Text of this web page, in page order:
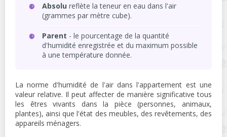
Absolu reflète la teneur en eau dans l'air
(grammes par mètre cube).
Parent - le pourcentage de la quantité
d'humidité enregistrée et du maximum possible
à une température donnée.
La norme d'humidité de l'air dans l'appartement est une
valeur relative. Il peut affecter de manière significative tous
les êtres vivants dans la pièce (personnes, animaux,
plantes), ainsi que l'état des meubles, des revêtements, des
appareils ménagers.